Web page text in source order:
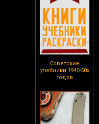
Советские
учебники 1940-50х
годов